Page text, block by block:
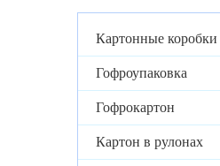
Картонные коробки
Гофроупаковка
Гофрокартон
Картон в рулонах